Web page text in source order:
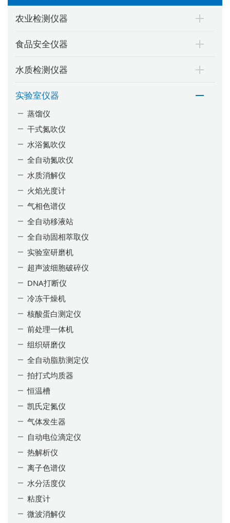
农业检测仪器
食品安全仪器
水质检测仪器
实验室仪器
蒸馏仪
干式氮吹仪
水浴氮吹仪
全自动氮吹仪
水质消解仪
火焰光度计
气相色谱仪
全自动移液站
全自动固相萃取仪
实验室研磨机
超声波细胞破碎仪
DNA打断仪
冷冻干燥机
核酸蛋白测定仪
前处理一体机
组织研磨仪
全自动脂肪测定仪
拍打式均质器
恒温槽
凯氏定氮仪
气体发生器
自动电位滴定仪
热解析仪
离子色谱仪
水分活度仪
粘度计
微波消解仪